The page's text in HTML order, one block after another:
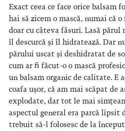
Exact ceea ce face orice balsam
hai să zicem o mască, numai că
doar cu câteva fâsuri. Lasă părul
îl descurcă și îl hidratează. Dar
părului uscat și deshidratat de
cum ar fi făcut-o o mască
un balsam organic de calitate. E
coafa ușor, că am mai scăpat de
explodate, dar tot le mai
aspectul general era parcă
trebuit să-l folosesc de la